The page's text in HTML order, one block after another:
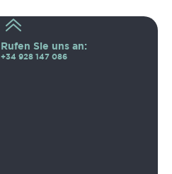
Rufen Sie uns an:
+34 928 147 086